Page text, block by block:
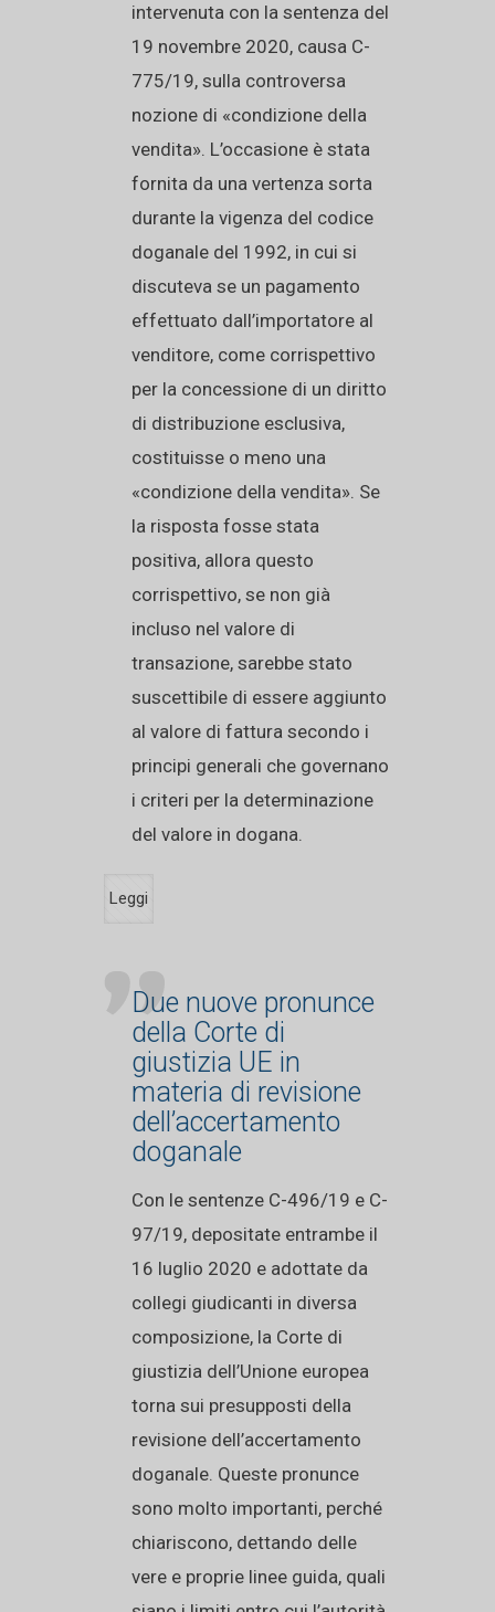
intervenuta con la sentenza del
19 novembre 2020, causa C-
775/19, sulla controversa
nozione di «condizione della
vendita». L’occasione è stata
fornita da una vertenza sorta
durante la vigenza del codice
doganale del 1992, in cui si
discuteva se un pagamento
effettuato dall’importatore al
venditore, come corrispettivo
per la concessione di un diritto
di distribuzione esclusiva,
costituisse o meno una
«condizione della vendita». Se
la risposta fosse stata
positiva, allora questo
corrispettivo, se non già
incluso nel valore di
transazione, sarebbe stato
suscettibile di essere aggiunto
al valore di fattura secondo i
principi generali che governano
i criteri per la determinazione
del valore in dogana.
Leggi
Due nuove pronunce
della Corte di
giustizia UE in
materia di revisione
dell’accertamento
doganale
Con le sentenze C-496/19 e C-
97/19, depositate entrambe il
16 luglio 2020 e adottate da
collegi giudicanti in diversa
composizione, la Corte di
giustizia dell’Unione europea
torna sui presupposti della
revisione dell’accertamento
doganale. Queste pronunce
sono molto importanti, perché
chiariscono, dettando delle
vere e proprie linee guida, quali